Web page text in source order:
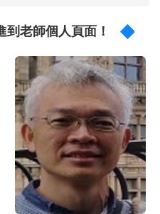
老師個人頁面！